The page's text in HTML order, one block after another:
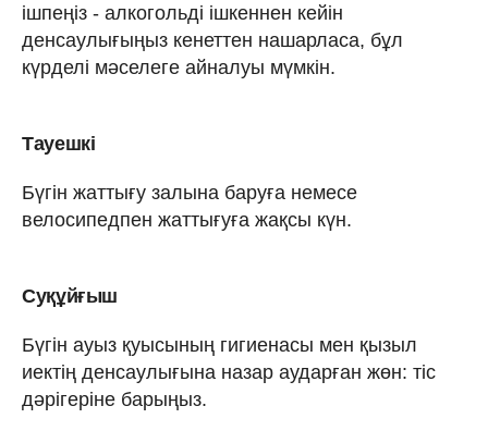
ішпеңіз - алкогольді ішкеннен кейін
денсаулығыңыз кенеттен нашарласа, бұл
күрделі мәселеге айналуы мүмкін.
Тауешкі
Бүгін жаттығу залына баруға немесе
велосипедпен жаттығуға жақсы күн.
Суқұйғыш
Бүгін ауыз қуысының гигиенасы мен қызыл
иектің денсаулығына назар аударған жөн: тіс
дәрігеріне барыңыз.